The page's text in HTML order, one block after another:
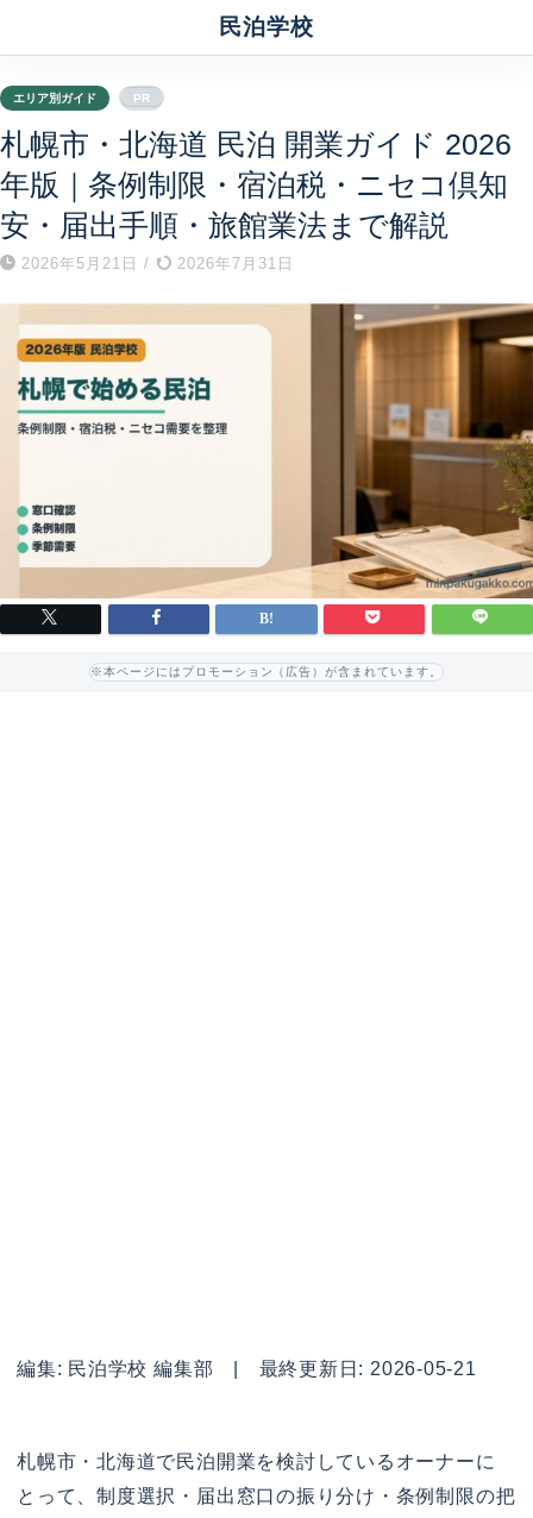
民泊学校
エリア別ガイド PR
札幌市・北海道 民泊 開業ガイド 2026
年版｜条例制限・宿泊税・ニセコ倶知
安・届出手順・旅館業法まで解説
2026年5月21日 / 2026年7月31日
※本ページにはプロモーション（広告）が含まれています。
編集: 民泊学校 編集部 | 最終更新日: 2026-05-21
札幌市・北海道で民泊開業を検討しているオーナーに
とって、制度選択・届出窓口の振り分け・条例制限の把